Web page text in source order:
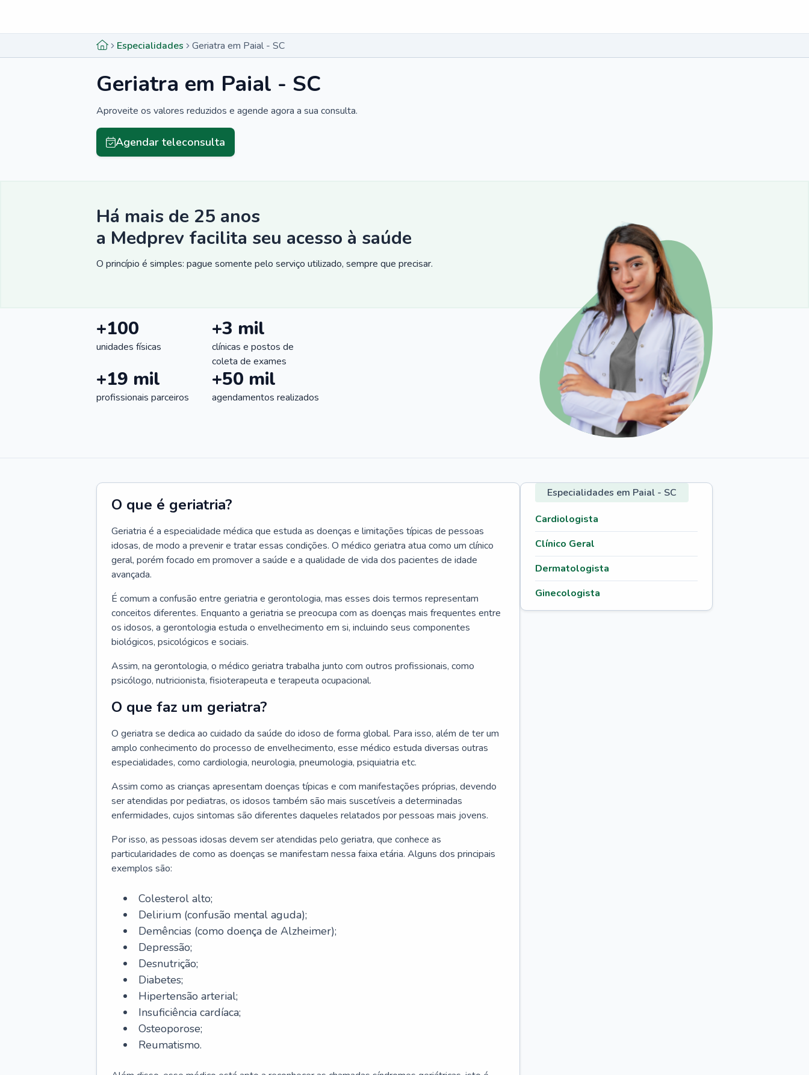
Especialidades Geriatra em Paial - SC
Geriatra em Paial - SC
Aproveite os valores reduzidos e agende agora a sua consulta.
Agendar teleconsulta
Há mais de 25 anos
a Medprev facilita seu acesso à saúde
O princípio é simples: pague somente pelo serviço utilizado, sempre que precisar.
+100
unidades físicas
+3 mil
clínicas e postos de
coleta de exames
+19 mil
profissionais parceiros
+50 mil
agendamentos realizados
O que é geriatria?
Geriatria é a especialidade médica que estuda as doenças e limitações típicas de pessoas
idosas, de modo a prevenir e tratar essas condições. O médico geriatra atua como um clínico
geral, porém focado em promover a saúde e a qualidade de vida dos pacientes de idade
avançada.
É comum a confusão entre geriatria e gerontologia, mas esses dois termos representam
conceitos diferentes. Enquanto a geriatria se preocupa com as doenças mais frequentes entre
os idosos, a gerontologia estuda o envelhecimento em si, incluindo seus componentes
biológicos, psicológicos e sociais.
Assim, na gerontologia, o médico geriatra trabalha junto com outros profissionais, como
psicólogo, nutricionista, fisioterapeuta e terapeuta ocupacional.
O que faz um geriatra?
O geriatra se dedica ao cuidado da saúde do idoso de forma global. Para isso, além de ter um
amplo conhecimento do processo de envelhecimento, esse médico estuda diversas outras
especialidades, como cardiologia, neurologia, pneumologia, psiquiatria etc.
Assim como as crianças apresentam doenças típicas e com manifestações próprias, devendo
ser atendidas por pediatras, os idosos também são mais suscetíveis a determinadas
enfermidades, cujos sintomas são diferentes daqueles relatados por pessoas mais jovens.
Por isso, as pessoas idosas devem ser atendidas pelo geriatra, que conhece as
particularidades de como as doenças se manifestam nessa faixa etária. Alguns dos principais
exemplos são:
Colesterol alto;
Delirium (confusão mental aguda);
Demências (como doença de Alzheimer);
Depressão;
Desnutrição;
Diabetes;
Hipertensão arterial;
Insuficiência cardíaca;
Osteoporose;
Reumatismo.
Especialidades em Paial - SC
Cardiologista
Clínico Geral
Dermatologista
Ginecologista